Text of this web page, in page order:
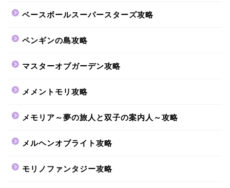
ベースボールスーパースターズ攻略
ペンギンの島攻略
マスターオブガーデン攻略
メメントモリ攻略
メモリア～夢の旅人と双子の案内人～攻略
メルヘンオブライト攻略
モリノファンタジー攻略